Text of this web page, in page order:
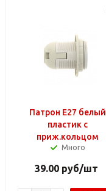
Патрон Е27 белый
пластик с
приж.кольцом
Много
39.00 руб/шт